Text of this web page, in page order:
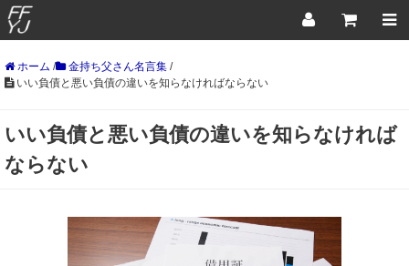
ホーム / 金持ち父さん名言集 /
いい負債と悪い負債の違いを知らなければならない
いい負債と悪い負債の違いを知らなければ
ならない